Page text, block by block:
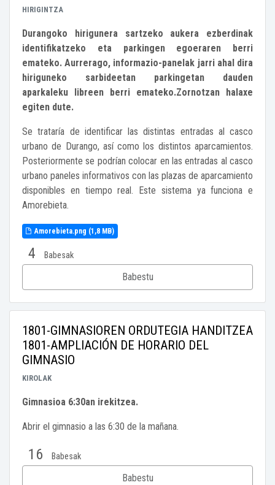
HIRIGINTZA
Durangoko hirigunera sartzeko aukera ezberdinak
identifikatzeko eta parkingen egoeraren berri
emateko. Aurrerago, informazio-panelak jarri ahal dira
hiriguneko sarbideetan parkingetan dauden
aparkaleku libreen berri emateko.Zornotzan halaxe
egiten dute.
Se trataría de identificar las distintas entradas al casco
urbano de Durango, así como los distintos aparcamientos.
Posteriormente se podrían colocar en las entradas al casco
urbano paneles informativos con las plazas de aparcamiento
disponibles en tiempo real. Este sistema ya funciona e
Amorebieta.
Amorebieta.png (1,8 MB)
4 Babesak
Babestu
1801-GIMNASIOREN ORDUTEGIA HANDITZEA
1801-AMPLIACIÓN DE HORARIO DEL
GIMNASIO
KIROLAK
Gimnasioa 6:30an irekitzea.
Abrir el gimnasio a las 6:30 de la mañana.
16 Babesak
Babestu